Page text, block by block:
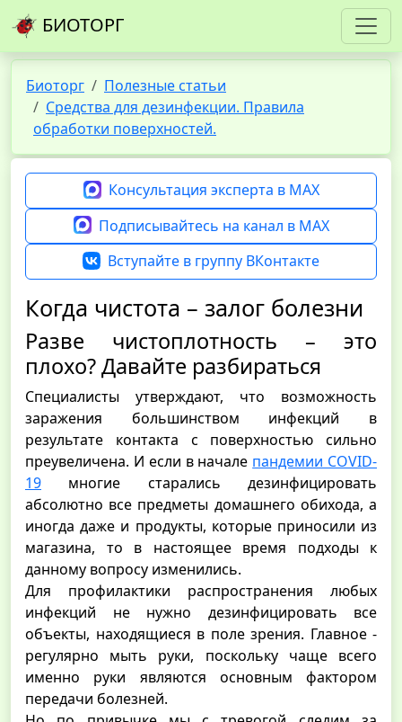
БИОТОРГ
Биоторг
Полезные статьи
Средства для дезинфекции. Правила
обработки поверхностей.
Консультация эксперта в MAX
Подписывайтесь на канал в MAX
Вступайте в группу ВКонтакте
Когда чистота – залог болезни
Разве чистоплотность – это
плохо? Давайте разбираться
Специалисты утверждают, что возможность
заражения большинством инфекций в
результате контакта с поверхностью сильно
преувеличена. И если в начале пандемии COVID-
19 многие старались дезинфицировать
абсолютно все предметы домашнего обихода, а
иногда даже и продукты, которые приносили из
магазина, то в настоящее время подходы к
данному вопросу изменились.
Для профилактики распространения любых
инфекций не нужно дезинфицировать все
объекты, находящиеся в поле зрения. Главное -
регулярно мыть руки, поскольку чаще всего
именно руки являются основным фактором
передачи болезней.